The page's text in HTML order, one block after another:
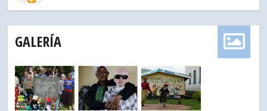
GALERÍA